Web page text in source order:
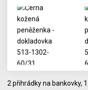
2 přihrádky na bankovky,